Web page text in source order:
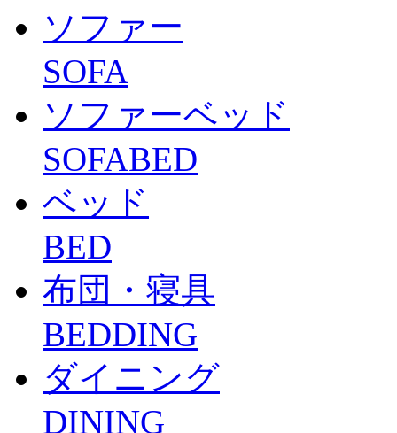
ソファー
SOFA
ソファーベッド
SOFABED
ベッド
BED
布団・寝具
BEDDING
ダイニング
DINING